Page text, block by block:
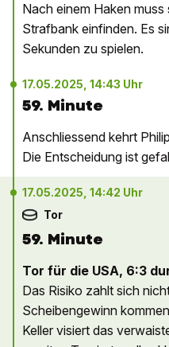
Nach einem Haken
Strafbank einfinden. Es
Sekunden zu spielen.
17.05.2025, 14:43 Uhr
59. Minute
Anschliessend kehrt
Die Entscheidung ist
17.05.2025, 14:42 Uhr
Tor
59. Minute
Tor für die USA, 6:3
Das Risiko zahlt sich
Scheibengewinn
Keller visiert das